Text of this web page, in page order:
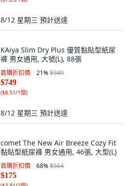
8/12 星期三 預計送達
KAiya Slim Dry Plus 優質黏貼型紙尿
褲 男女通用, 大號(L), 88張
首購折扣價 21%$949
$749
($8.51/1個)
8/12 星期三 預計送達
comet The New Air Breeze Cozy Fit
黏貼型紙尿褲 男女通用, 46張, 大型(L)
首購折扣價 68%$564
$175